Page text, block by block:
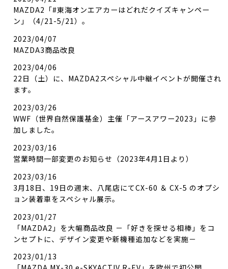
MAZDA2「#東海オンエアカーはどれだクイズキャンペー
ン」（4/21-5/21）。
2023/04/07
MAZDA3商品改良
2023/04/06
22日（土）に、MAZDA2スペシャル中継イベントが開催され
ます。
2023/03/26
WWF（世界自然保護基金）主催「アースアワー2023」に参
加しました。
2023/03/16
営業時間一部変更のお知らせ（2023年4月1日より）
2023/03/16
3月18日、19日の週末、八尾店にてCX-60 ＆ CX-5 のオプシ
ョン装着車をスペシャル展示。
2023/01/27
「MAZDA2」を大幅商品改良 －「好きを探せる相棒」をコ
ンセプトに、デザイン変更や新機種追加などを実施－
2023/01/13